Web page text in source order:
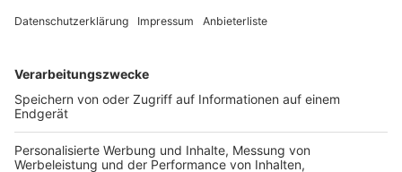
Das Projekt
Der Förderverein Digital Farming e.V. aka Friends of
hier dokumentieren. Hier finden Sie weitere
Informationen zum Verein.